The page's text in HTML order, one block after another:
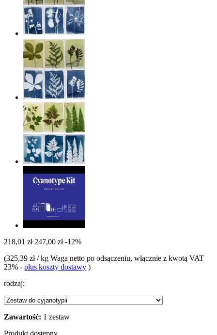
218,01 zł 247,00 zł -12%
(325,39 zł / kg Waga netto po odsączeniu, włącznie z kwotą VAT
23% - plus koszty dostawy )
rodzaj:
Zawartość: 1 zestaw
Produkt dostępny